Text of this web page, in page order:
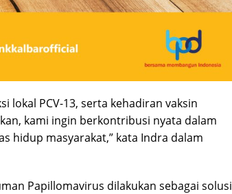
lokal PCV-13, serta kehadiran vaksin
kami ingin berkontribusi nyata dalam
hidup masyarakat,” kata Indra dalam
Papillomavirus dilakukan sebagai solusi